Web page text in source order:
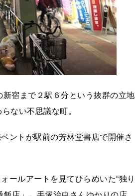
宿まで２駅６分という抜群の立地
ない不思議な町。
ントが駅前の芳林堂書店で開催さ
ールアートを見てひらめいた“独り